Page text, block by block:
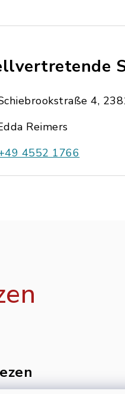
4,
Reimers
4552 1766